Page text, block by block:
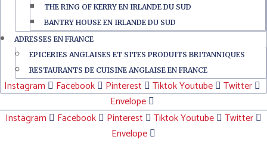
THE RING OF KERRY EN IRLANDE DU SUD
BANTRY HOUSE EN IRLANDE DU SUD
ADRESSES EN FRANCE
EPICERIES ANGLAISES ET SITES PRODUITS BRITANNIQUES
RESTAURANTS DE CUISINE ANGLAISE EN FRANCE
Instagram Facebook Pinterest TiktokYoutube
Twitter
Envelope
Instagram
Facebook Pinterest TiktokYoutube
Twitter
Envelope